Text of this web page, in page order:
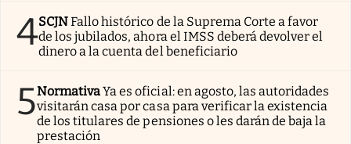
4SCJNFallo histórico de la Suprema Corte a favor
de los jubilados, ahora el IMSS deberá devolver el
dinero a la cuenta del beneficiario
5NormativaYa es oficial: en agosto, las autoridades
visitarán casa por casa para verificar la existencia
de los titulares de pensiones o les darán de baja la
prestación